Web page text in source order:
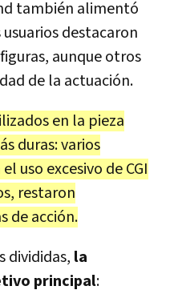
también alimentó
destacaron
aunque otros
de la actuación.
en la pieza
duras: varios
uso excesivo de CGI
restaron
de acción.
divididas, la
principal: